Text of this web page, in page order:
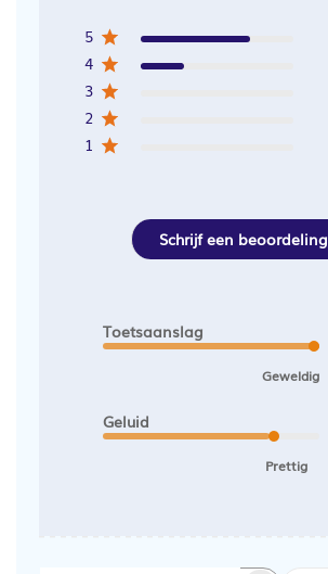
5
4
3
2
1
Schrijf een beoordeling
Toetsaanslag
Geweldig
Geluid
Prettig